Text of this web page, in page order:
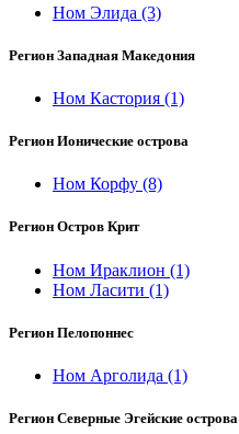
Ном Элида (3)
Регион Западная Македония
Ном Кастория (1)
Регион Ионические острова
Ном Корфу (8)
Регион Остров Крит
Ном Ираклион (1)
Ном Ласити (1)
Регион Пелопоннес
Ном Арголида (1)
Регион Северные Эгейские острова